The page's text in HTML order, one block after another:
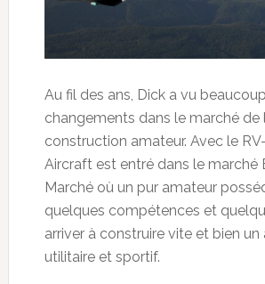
Au fil des ans, Dick a vu
changements dans le marché de
construction amateur. Avec le RV-
Aircraft est entré dans le marché
Marché où un pur amateur
quelques compétences et
arriver à construire vite et bien un
utilitaire et sportif.